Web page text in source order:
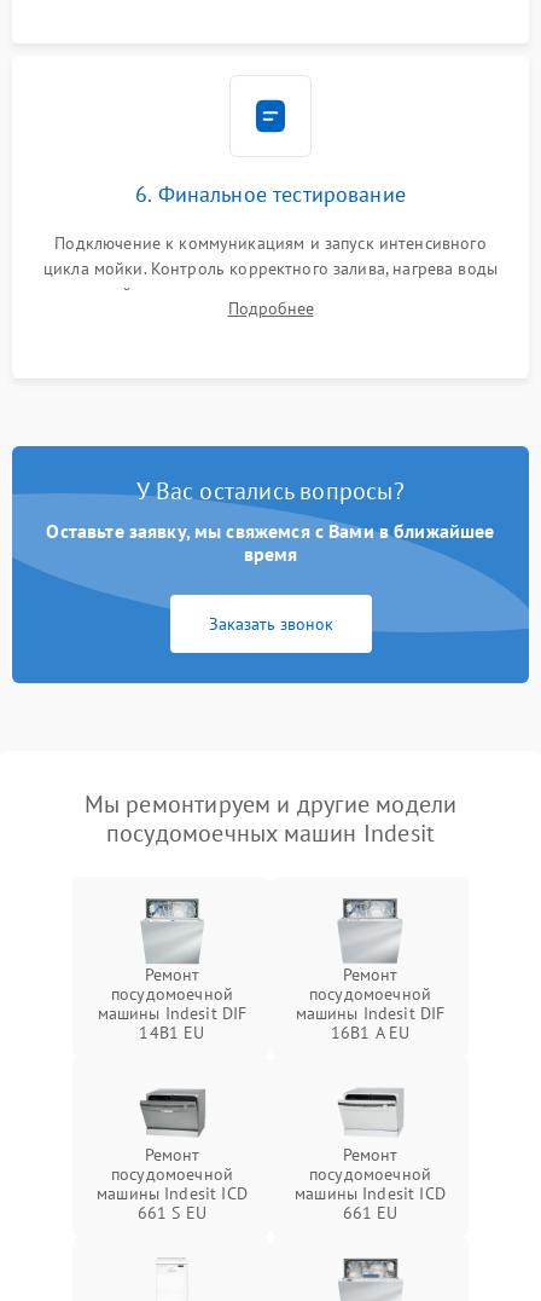
6. Финальное тестирование
Подключение к коммуникациям и запуск интенсивного
цикла мойки. Контроль корректного залива, нагрева воды
до нужной температуры, отсутствия посторонних шумов,
штатного слива и абсолютной сухости в поддоне.
Подробнее
У Вас остались вопросы?
Оставьте заявку, мы свяжемся с Вами в ближайшее
время
Заказать звонок
Мы ремонтируем и другие модели
посудомоечных машин Indesit
Ремонт
посудомоечной
машины Indesit DIF
14B1 EU
Ремонт
посудомоечной
машины Indesit DIF
16B1 A EU
Ремонт
посудомоечной
машины Indesit ICD
661 S EU
Ремонт
посудомоечной
машины Indesit ICD
661 EU